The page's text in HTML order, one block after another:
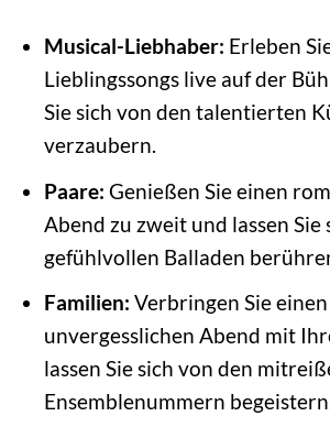
Musical-Liebhaber: Erleben
Lieblingssongs live auf der
Sie sich von den talentierten
verzaubern.
Paare: Genießen Sie einen
Abend zu zweit und lassen Sie
gefühlvollen Balladen
Familien: Verbringen Sie einen
unvergesslichen Abend mit
lassen Sie sich von den
Ensemblenummern